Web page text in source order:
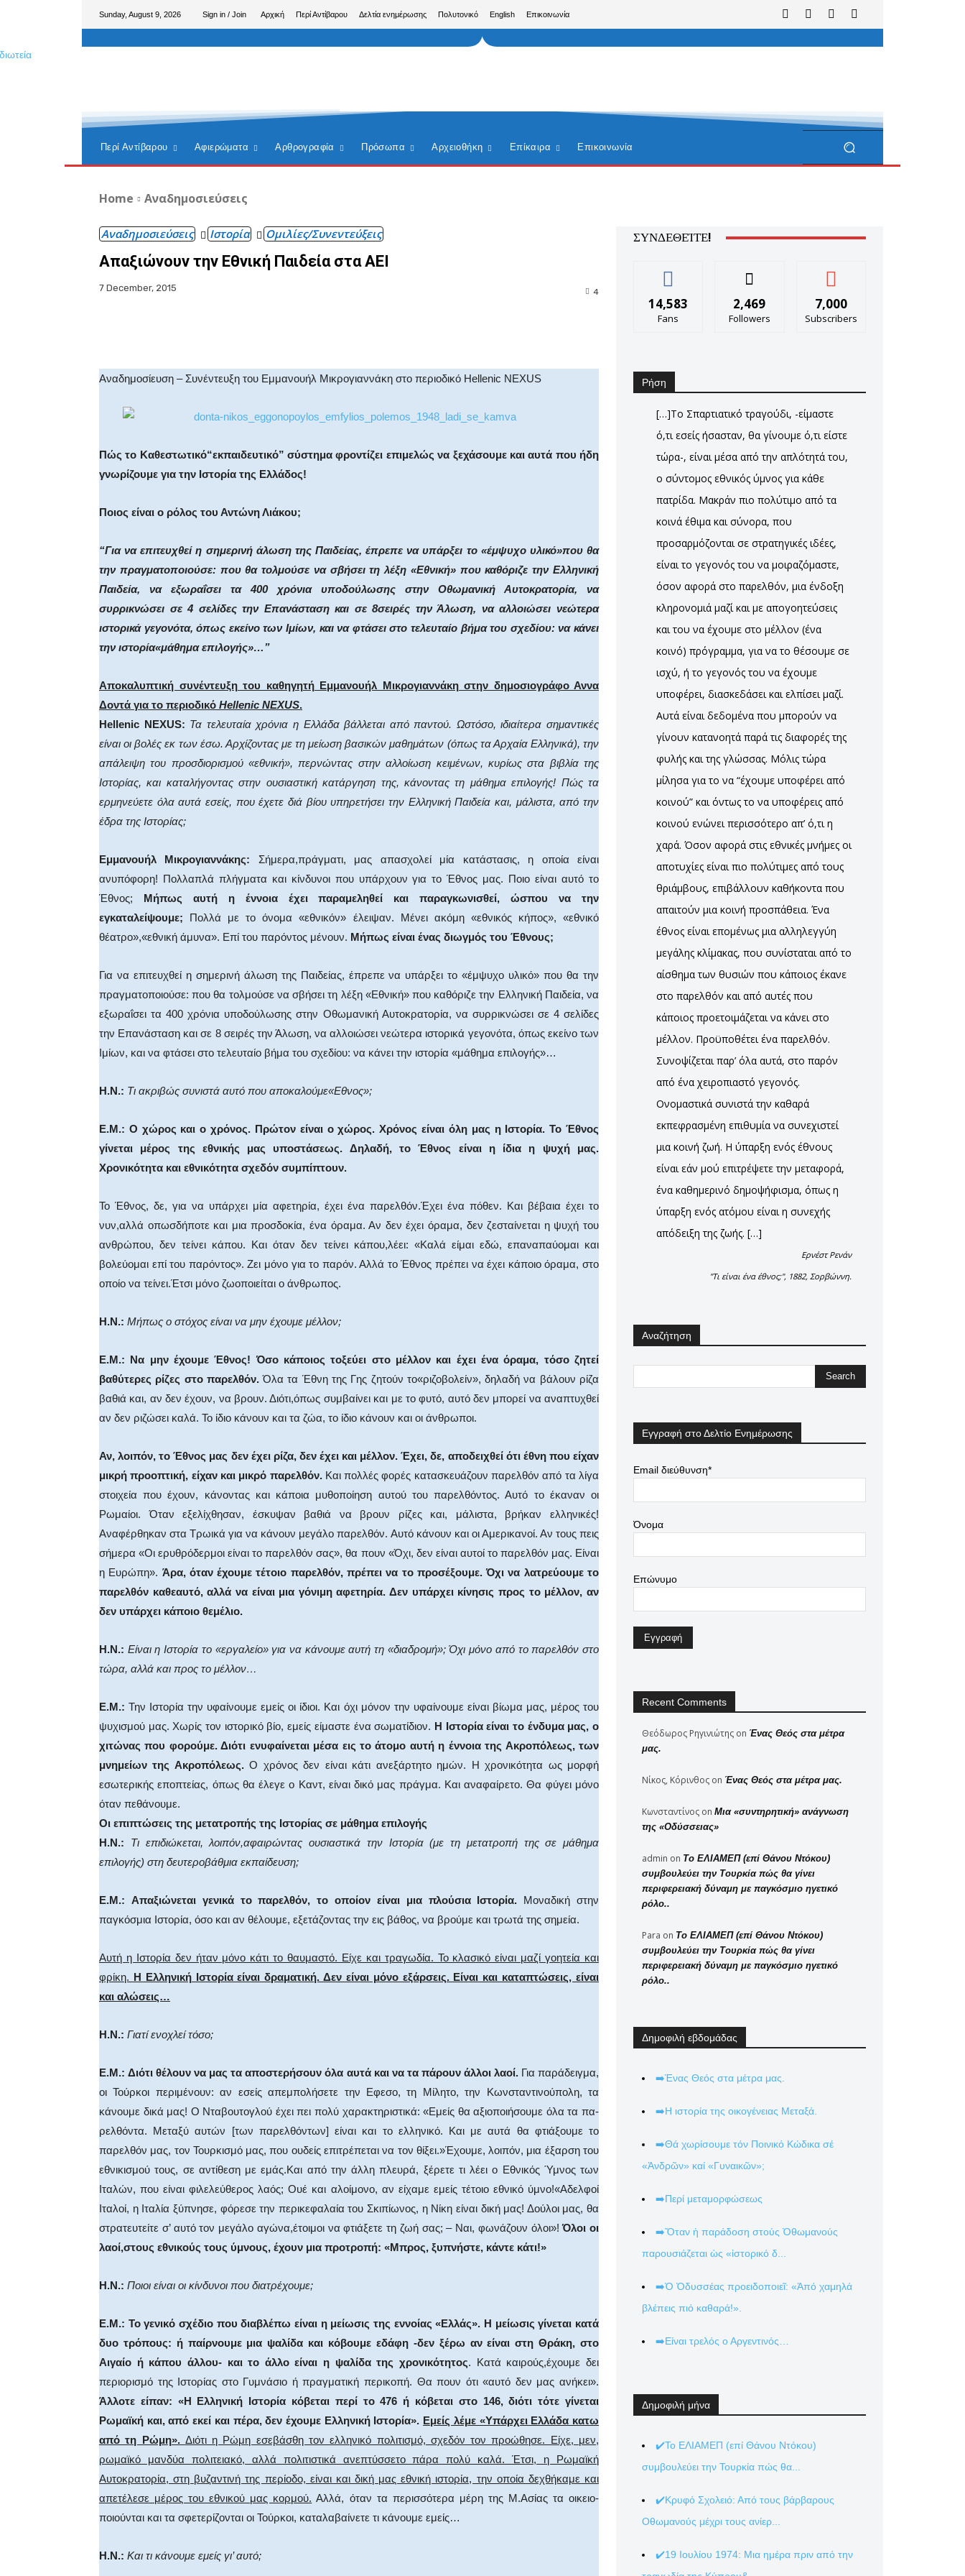
Sunday, August 9, 2026 Sign in / Join Αρχική Περί Αντίβαρου Δελτία ενημέρωσης Πολυτονικό English Επικοινωνία
Περί Αντίβαρου Αφιερώματα Αρθρογραφία Πρόσωπα Αρχειοθήκη Επίκαιρα Επικοινωνία
Home Αναδημοσιεύσεις
Αναδημοσιεύσεις Ιστορία Ομιλίες/Συνεντεύξεις
Απαξιώνουν την Εθνική Παιδεία στα ΑΕΙ
7 December, 2015 4
Αναδημοσίευση – Συνέντευξη του Εμμανουήλ Μικρογιαννάκη στο περιοδικό Hellenic NEXUS
Πώς το Καθεστωτικό“εκπαιδευτικό” σύστημα φροντίζει επιμελώς να ξεχάσουμε και αυτά που ήδη
γνωρίζουμε για την Ιστορία της Ελλάδος!
Ποιος είναι ο ρόλος του Αντώνη Λιάκου;
“Για να επιτευχθεί η σημερινή άλωση της Παιδείας, έπρεπε να υπάρξει το «έμψυχο υλικό»που θα
την πραγματοποιούσε: που θα τολμούσε να σβήσει τη λέξη «Εθνική» που καθόριζε την Ελληνική
Παιδεία, να εξωραΐσει τα 400 χρόνια υποδούλωσης στην Οθωμανική Αυτοκρατορία, να
συρρικνώσει σε 4 σελίδες την Επανάσταση και σε 8σειρές την Άλωση, να αλλοιώσει νεώτερα
ιστορικά γεγονότα, όπως εκείνο των Ιμίων, και να φτάσει στο τελευταίο βήμα του σχεδίου: να κάνει
την ιστορία«μάθημα επιλογής»…”
Αποκαλυπτική συνέντευξη του καθηγητή Εμμανουήλ Μικρογιαννάκη στην δημοσιογράφο Αννα
Δοντά για το περιοδικό Hellenic NEXUS.
Hellenic NEXUS: Τα τελευταία χρόνια η Ελλάδα βάλλεται από παντού. Ωστόσο, ιδιαίτερα σημαντικές
είναι οι βολές εκ των έσω. Αρχίζοντας με τη μείωση βασικών μαθημάτων (όπως τα Αρχαία Ελληνικά), την
απάλειψη του προσδιορισμού «εθνική», περνώντας στην αλλοίωση κειμένων, κυρίως στα βιβλία της
Ιστορίας, και καταλήγοντας στην ουσιαστική κατάργηση της, κάνοντας τη μάθημα επιλογής! Πώς τα
ερμηνεύετε όλα αυτά εσείς, που έχετε διά βίου υπηρετήσει την Ελληνική Παιδεία και, μάλιστα, από την
έδρα της Ιστορίας;
Εμμανουήλ Μικρογιαννάκης: Σήμερα,πράγματι, μας απασχολεί μία κατάστασις, η οποία είναι
ανυπόφορη! Πολλαπλά πλήγματα και κίνδυνοι που υπάρχουν για το Έθνος μας. Ποιο είναι αυτό το
Έθνος; Μήπως αυτή η έννοια έχει παραμεληθεί και παραγκωνισθεί, ώσπου να την
εγκαταλείψουμε; Πολλά με το όνομα «εθνικόν» έλειψαν. Μένει ακόμη «εθνικός κήπος», «εθνικό
θέατρο»,«εθνική άμυνα». Επί του παρόντος μένουν. Μήπως είναι ένας διωγμός του Έθνους;
Για να επιτευχθεί η σημερινή άλωση της Παιδείας, έπρεπε να υπάρξει το «έμψυχο υλικό» που θα την
πραγματοποιούσε: που θα τολμούσε να σβήσει τη λέξη «Εθνική» που καθόριζε την Ελληνική Παιδεία, να
εξωραΐσει τα 400 χρόνια υποδούλωσης στην Οθωμανική Αυτοκρατορία, να συρρικνώσει σε 4 σελίδες
την Επανάσταση και σε 8 σειρές την Άλωση, να αλλοιώσει νεώτερα ιστορικά γεγονότα, όπως εκείνο των
Ιμίων, και να φτάσει στο τελευταίο βήμα του σχεδίου: να κάνει την ιστορία «μάθημα επιλογής»…
Η.Ν.: Τι ακριβώς συνιστά αυτό που αποκαλούμε«Εθνος»;
Ε.Μ.: Ο χώρος και ο χρόνος. Πρώτον είναι ο χώρος. Χρόνος είναι όλη μας η Ιστορία. Το Έθνος
γίνεται μέρος της εθνικής μας υποστάσεως. Δηλαδή, το Έθνος είναι η ίδια η ψυχή μας.
Χρονικότητα και εθνικότητα σχεδόν συμπίπτουν.
Το Έθνος, δε, για να υπάρχει μία αφετηρία, έχει ένα παρελθόν.Έχει ένα πόθεν. Και βέβαια έχει το
νυν,αλλά οπωσδήποτε και μια προσδοκία, ένα όραμα. Αν δεν έχει όραμα, δεν ζεσταίνεται η ψυχή του
ανθρώπου, δεν τείνει κάπου. Και όταν δεν τείνει κάπου,λέει: «Καλά είμαι εδώ, επαναπαύομαι και
βολεύομαι επί του παρόντος». Ζει μόνο για το παρόν. Αλλά το Έθνος πρέπει να έχει κάποιο όραμα, στο
οποίο να τείνει.Έτσι μόνο ζωοποιείται ο άνθρωπος.
Η.Ν.: Μήπως ο στόχος είναι να μην έχουμε μέλλον;
Ε.Μ.: Να μην έχουμε Έθνος! Όσο κάποιος τοξεύει στο μέλλον και έχει ένα όραμα, τόσο ζητεί
βαθύτερες ρίζες στο παρελθόν.Όλα τα Έθνη της Γης ζητούν το«ριζοβολείν», δηλαδή να βάλουν ρίζα
βαθιά και, αν δεν έχουν, να βρουν. Διότι,όπως συμβαίνει και με το φυτό, αυτό δεν μπορεί να αναπτυχθεί
αν δεν ριζώσει καλά. Το ίδιο κάνουν και τα ζώα, το ίδιο κάνουν και οι άνθρωποι.
Αν, λοιπόν, το Έθνος μας δεν έχει ρίζα, δεν έχει και μέλλον. Έχει, δε, αποδειχθεί ότι έθνη που είχαν
μικρή προοπτική, είχαν και μικρό παρελθόν.Και πολλές φορές κατασκευάζουν παρελθόν από τα λίγα
στοιχεία που έχουν, κάνοντας και κάποια μυθοποίηση αυτού του παρελθόντος. Αυτό το έκαναν οι
Ρωμαίοι. Όταν εξελίχθησαν, έσκυψαν βαθιά να βρουν ρίζες και, μάλιστα, βρήκαν ελληνικές!
Αναφέρθηκαν στα Τρωικά για να κάνουν μεγάλο παρελθόν. Αυτό κάνουν και οι Αμερικανοί. Αν τους πεις
σήμερα «Οι ερυθρόδερμοι είναι το παρελθόν σας», θα πουν «Όχι, δεν είναι αυτοί το παρελθόν μας. Είναι
η Ευρώπη». Άρα, όταν έχουμε τέτοιο παρελθόν, πρέπει να το προσέξουμε. Όχι να λατρεύουμε το
παρελθόν καθεαυτό, αλλά να είναι μια γόνιμη αφετηρία. Δεν υπάρχει κίνησις προς το μέλλον, αν
δεν υπάρχει κάποιο θεμέλιο.
Η.Ν.: Είναι η Ιστορία το «εργαλείο» για να κάνουμε αυτή τη «διαδρομή»; Όχι μόνο από το παρελθόν στο
τώρα, αλλά και προς το μέλλον…
Ε.Μ.: Την Ιστορία την υφαίνουμε εμείς οι ίδιοι. Και όχι μόνον την υφαίνουμε είναι βίωμα μας, μέρος του
ψυχισμού μας. Χωρίς τον ιστορικό βίο, εμείς είμαστε ένα σωματίδιον. Η Ιστορία είναι το ένδυμα μας, ο
χιτώνας που φορούμε. Διότι ενυφαίνεται μέσα εις το άτομο αυτή η έννοια της Ακροπόλεως, των
μνημείων της Ακροπόλεως.Ο χρόνος δεν είναι κάτι ανεξάρτητο ημών. Η χρονικότητα ως μορφή
εσωτερικής εποπτείας, όπως θα έλεγε ο Καντ, είναι δικό μας πράγμα. Και αναφαίρετο. Θα φύγει μόνο
όταν πεθάνουμε.
Οι επιπτώσεις της μετατροπής της Ιστορίας σε μάθημα επιλογής
Η.Ν.:
Τι επιδιώκεται, λοιπόν,αφαιρώντας ουσιαστικά την Ιστορία (με τη μετατροπή της σε μάθημα
επιλογής) στη δευτεροβάθμια εκπαίδευση;
E.M.: Απαξιώνεται γενικά το παρελθόν, το οποίον είναι μια πλούσια Ιστορία. Μοναδική στην
παγκόσμια Ιστορία, όσο και αν θέλουμε, εξετάζοντας την εις βάθος, να βρούμε και τρωτά της σημεία.
Αυτή η Ιστορία δεν ήταν μόνο κάτι το θαυμαστό. Είχε και τραγωδία. Το κλασικό είναι μαζί γοητεία και
φρίκη. Η Ελληνι­κή Ιστορία είναι δραματική. Δεν είναι μόνο εξάρσεις. Είναι και καταπτώσεις, είναι
και αλώσεις…
Η.Ν.: Γιατί ενοχλεί τόσο;
Ε.Μ.: Διότι θέλουν να μας τα αποστερήσουν όλα αυτά και να τα πάρουν άλλοι λαοί.Για παράδειγμα,
οι Τούρκοι περιμέ­νουν: αν εσείς απεμπολήσετε την Εφεσο, τη Μίλητο, την Κων­σταντινούπολη, τα
κάνουμε δικά μας! Ο Νταβουτογλού έχει πει πολύ χαρακτηριστικά: «Εμείς θα αξιοποιήσουμε όλα τα πα­
ρελθόντα. Μεταξύ αυτών [των παρελθόντων] είναι και το ελληνικό. Και με αυτά θα φτιάξουμε το
παρελθόν μας, τον Τουρκισμό μας, που ουδείς επιτρέπεται να τον θίξει.»Έχουμε, λοιπόν, μια έξαρση του
εθνικισμού τους, σε αντίθεση με εμάς.Και από την άλλη πλευρά, ξέρετε τι λέει ο Εθνικός Ύμνος των
Ιταλών, που είναι φιλελεύθερος λαός; Ουέ και αλοίμονο, αν είχαμε εμείς τέτοιο εθνικό ύμνο!«Αδελφοί
Ιταλοί, η Ιταλία ξύπνησε, φόρεσε την περικεφαλαία του Σκιπίωνος, η Νίκη εί­ναι δική μας! Δούλοι μας, θα
στρατευτείτε σ’ αυτό τον μεγάλο αγώνα,έτοιμοι να φτιάξετε τη ζωή σας; – Ναι, φωνάζουν όλοι»!Όλοι οι
λαοί,στους εθνικούς τους ύμνους, έχουν μια προτροπή: «Μπρος, ξυπνήστε, κάντε κάτι!»
Η.Ν.: Ποιοι είναι οι κίνδυνοι που διατρέχουμε;
Ε.Μ.: Το γενικό σχέδιο που διαβλέπω είναι η μείωσις της εννοίας «Ελλάς». Η μείωσις γίνεται κατά
δυο τρόπους: ή παίρνουμε μια ψαλίδα και κόβουμε εδάφη -δεν ξέρω αν εί­ναι στη Θράκη, στο
Αιγαίο ή κάπου άλλου- και το άλλο είναι η ψαλίδα της χρονικότητος. Κατά καιρούς,έχουμε δει
περιορισμό της Ιστορίας στο Γυ­μνάσιο ή πραγματική περικοπή. Θα πουν ότι «αυτό δεν μας ανήκει».
Άλλοτε είπαν: «Η Ελληνική Ιστορία κόβεται περί το 476 ή κόβεται στο 146, διότι τότε γίνεται
Ρωμαϊκή και, από εκεί και πέρα, δεν έχουμε Ελληνική Ιστορία». Εμείς λέμε «Υπάρχει Ελλάδα κατω
από τη Ρώμη». Διότι η Ρώμη εσεβάσθη τον ελληνικό πολιτισμό, σχεδόν τον προώθησε. Είχε, μεν,
ρωμαϊκό μανδύα πολιτειακό, αλλά πολιτιστικά ανεπτύσσετο πάρα πολύ καλά. Έτσι, η Ρωμαϊκή
Αυτοκρατορία, στη βυζαντινή της περίοδο, είναι και δική μας εθνική ιστορία, την οποία δεχθήκαμε και
απετέλεσε μέρος του εθνικού μας κορμού. Αλλά, όταν τα περισσότερα μέρη της Μ.Ασίας τα οικειο­
ποιούνται και τα σφετερίζονται οι Τούρκοι, καταλαβαίνετε τι κάνουμε εμείς…
Η.Ν.: Και τι κάνουμε εμείς γι’ αυτό;
ΣΥΝΔΕΘΕΊΤΕ!
14,583
Fans
2,469
Followers
7,000
Subscribers
Ρήση
[…]Το Σπαρτιατικό τραγούδι, -είμαστε
ό,τι εσείς ήσασταν, θα γίνουμε ό,τι είστε
τώρα-, είναι μέσα από την απλότητά του,
ο σύντομος εθνικός ύμνος για κάθε
πατρίδα. Μακράν πιο πολύτιμο από τα
κοινά έθιμα και σύνορα, που
προσαρμόζονται σε στρατηγικές ιδέες,
είναι το γεγονός του να μοιραζόμαστε,
όσον αφορά στο παρελθόν, μια ένδοξη
κληρονομιά μαζί και με απογοητεύσεις
και του να έχουμε στο μέλλον (ένα
κοινό) πρόγραμμα, για να το θέσουμε σε
ισχύ, ή το γεγονός του να έχουμε
υποφέρει, διασκεδάσει και ελπίσει μαζί.
Αυτά είναι δεδομένα που μπορούν να
γίνουν κατανοητά παρά τις διαφορές της
φυλής και της γλώσσας. Μόλις τώρα
μίλησα για το να “έχουμε υποφέρει από
κοινού” και όντως το να υποφέρεις από
κοινού ενώνει περισσότερο απ’ ό,τι η
χαρά. Όσον αφορά στις εθνικές μνήμες οι
αποτυχίες είναι πιο πολύτιμες από τους
θριάμβους, επιβάλλουν καθήκοντα που
απαιτούν μια κοινή προσπάθεια. Ένα
έθνος είναι επομένως μια αλληλεγγύη
μεγάλης κλίμακας, που συνίσταται από το
αίσθημα των θυσιών που κάποιος έκανε
στο παρελθόν και από αυτές που
κάποιος προετοιμάζεται να κάνει στο
μέλλον. Προϋποθέτει ένα παρελθόν.
Συνοψίζεται παρ’ όλα αυτά, στο παρόν
από ένα χειροπιαστό γεγονός.
Ονομαστικά συνιστά την καθαρά
εκπεφρασμένη επιθυμία να συνεχιστεί
μια κοινή ζωή. Η ύπαρξη ενός έθνους
είναι εάν μού επιτρέψετε την μεταφορά,
ένα καθημερινό δημοψήφισμα, όπως η
ύπαρξη ενός ατόμου είναι η συνεχής
απόδειξη της ζωής. […]
Ερνέστ Ρενάν
"Τι είναι ένα έθνος;", 1882, Σορβώννη.
Αναζήτηση
Εγγραφή στο Δελτίο Ενημέρωσης
Email διεύθυνση*
Όνομα
Επώνυμο
Recent Comments
Θεόδωρος Ρηγινιώτης on Ένας Θεός στα μέτρα
μας.
Νίκος, Κόρινθος on Ένας Θεός στα μέτρα μας.
Κωνσταντίνος on Μια «συντηρητική» ανάγνωση
της «Οδύσσειας»
admin on Το ΕΛΙΑΜΕΠ (επί Θάνου Ντόκου)
συμβουλεύει την Τουρκία πώς θα γίνει
περιφερειακή δύναμη με παγκόσμιο ηγετικό
ρόλο..
Para on Το ΕΛΙΑΜΕΠ (επί Θάνου Ντόκου)
συμβουλεύει την Τουρκία πώς θα γίνει
περιφερειακή δύναμη με παγκόσμιο ηγετικό
ρόλο..
Δημοφιλή εβδομάδας
➡️Ένας Θεός στα μέτρα μας.
➡️Η ιστορία της οικογένειας Μεταξά.
➡️Θά χωρίσουμε τόν Ποινικό Κώδικα σέ
«Ἀνδρῶν» καί «Γυναικῶν»;
➡️Περί μεταμορφώσεως
➡️Ὅταν ἡ παράδοση στούς Ὀθωμανούς
παρουσιάζεται ὡς «ἱστορικό δ...
➡️Ὁ Ὀδυσσέας προειδοποιεῖ: «Ἀπό χαμηλά
βλέπεις πιό καθαρά!».
➡️Είναι τρελός ο Αργεντινός…
Δημοφιλή μήνα
✔️Το ΕΛΙΑΜΕΠ (επί Θάνου Ντόκου)
συμβουλεύει την Τουρκία πώς θα...
✔️Κρυφό Σχολειό: Από τους βάρβαρους
Οθωμανούς μέχρι τους ανίερ...
✔️19 Ιουλίου 1974: Μια ημέρα πριν από την